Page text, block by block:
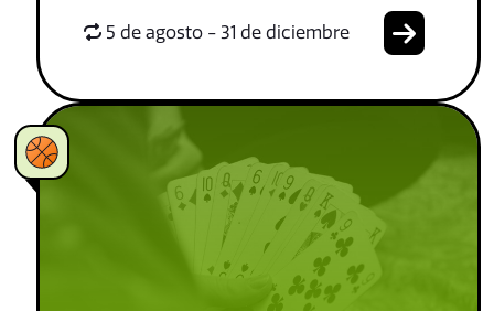
5 de agosto - 31 de diciembre